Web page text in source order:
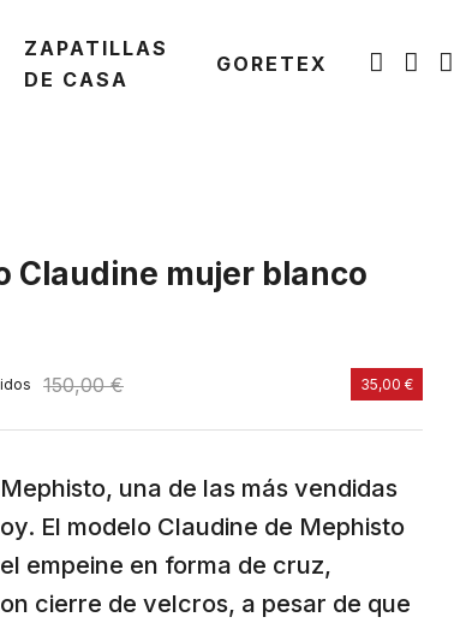
ZAPATILLAS
DE CASA
GORETEX
Claudine mujer blanco
150,00 € 35,00 €
una de las más vendidas
El modelo Claudine de Mephisto
empeine en forma de cruz,
cierre de velcros, a pesar de que